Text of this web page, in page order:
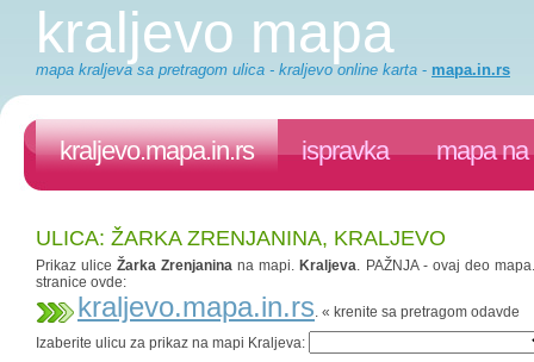
kraljevo mapa
mapa kraljeva sa pretragom ulica - kraljevo online karta - mapa.in.rs
kraljevo.mapa.in.rs ispravka mapa na
ULICA: ŽARKA ZRENJANINA, KRALJEVO
Prikaz uliceŽarka Zrenjanina na mapi. Kraljeva. PAŽNJA - ovaj deo
stranice ovde:
kraljevo.mapa.in.rs. « krenite sa pretragom odavde
Izaberite ulicu za prikaz na mapi Kraljeva: